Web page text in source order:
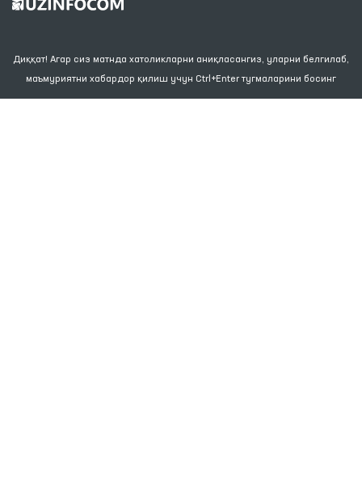
Диққат! Агар сиз матнда хатоликларни аниқласангиз, уларни белгилаб,
маъмуриятни хабардор қилиш учун Ctrl+Enter тугмаларини босинг